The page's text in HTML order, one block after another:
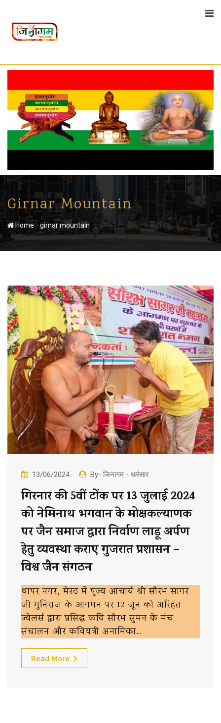
content
Girnar Mountain
Home -girnar mountain
13/06/2024 By- जिनागम - धर्मसार
गिरनार की 5वीं टोंक पर 13 जुलाई 2024
को नेमिनाथ भगवान के मोक्षकल्याणक
पर जैन समाज द्वारा निर्वाण लाडू अर्पण
हेतु व्यवस्था कराए गुजरात प्रशासन –
विश्व जैन संगठन
थापर नगर, मेरठ में पूज्य आचार्य श्री सौरभ सागर
जी मुनिराज के आगमन पर 12 जून को अरिहंत
ज्वेलर्स द्वारा प्रसिद्ध कवि सौरभ सुमन के मंच
संचालन और कवियत्री अनामिका…
Read More